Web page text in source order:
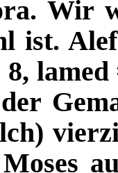
Wir
ist.